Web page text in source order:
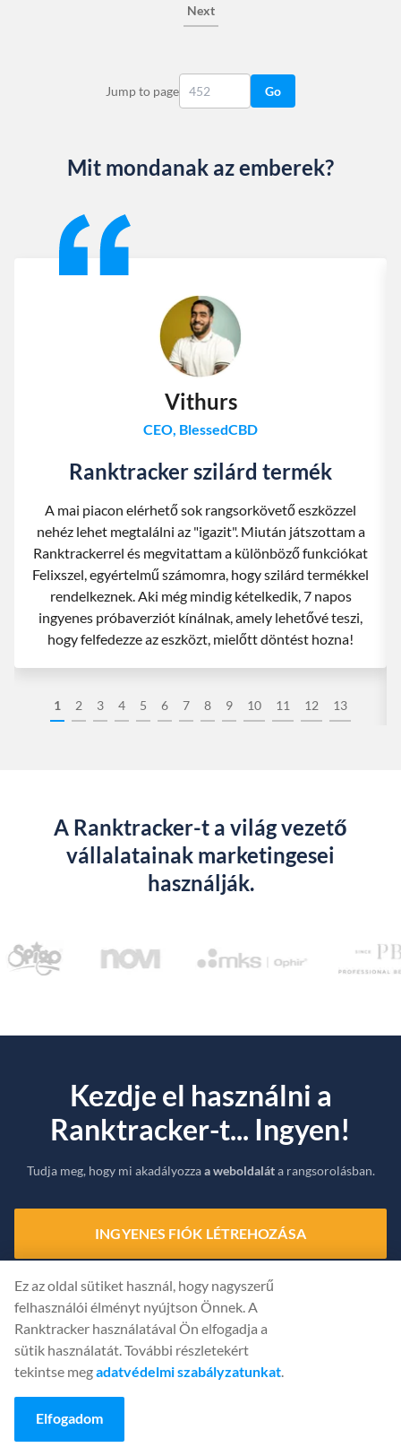
Next
Jump to page Go
Mit mondanak az emberek?
1 2 3 4 5 6 7 8 9 10 11 12 13
Vithurs
CEO, BlessedCBD
Ranktracker szilárd termék
A mai piacon elérhető sok rangsorkövető eszközzel
nehéz lehet megtalálni az "igazit". Miután játszottam a
Ranktrackerrel és megvitattam a különböző funkciókat
Felixszel, egyértelmű számomra, hogy szilárd termékkel
rendelkeznek. Aki még mindig kételkedik, 7 napos
ingyenes próbaverziót kínálnak, amely lehetővé teszi,
hogy felfedezze az eszközt, mielőtt döntést hozna!
A Ranktracker-t a világ vezető
vállalatainak marketingesei
használják.
Kezdje el használni a
Ranktracker-t... Ingyen!
Tudja meg, hogy mi akadályozzaa weboldaláta rangsorolásban.
INGYENES FIÓK LÉTREHOZÁSA
a hitelesítő adatokkal
Ez az oldal sütiket használ, hogy nagyszerű
felhasználói élményt nyújtson Önnek. A
Ranktracker használatával Ön elfogadja a
sütik használatát. További részletekért
tekintse megadatvédelmi szabályzatunkat.
Elfogadom